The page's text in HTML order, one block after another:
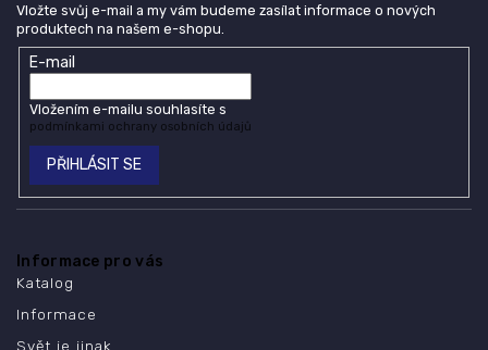
Vložte svůj e-mail a my vám budeme zasílat informace o nových
produktech na našem e-shopu.
E-mail
Vložením e-mailu souhlasíte s
podmínkami ochrany osobních údajů
PŘIHLÁSIT SE
Informace pro vás
Katalog
Informace
Svět je jinak